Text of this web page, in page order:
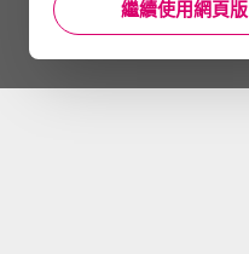
繼續使用網頁版